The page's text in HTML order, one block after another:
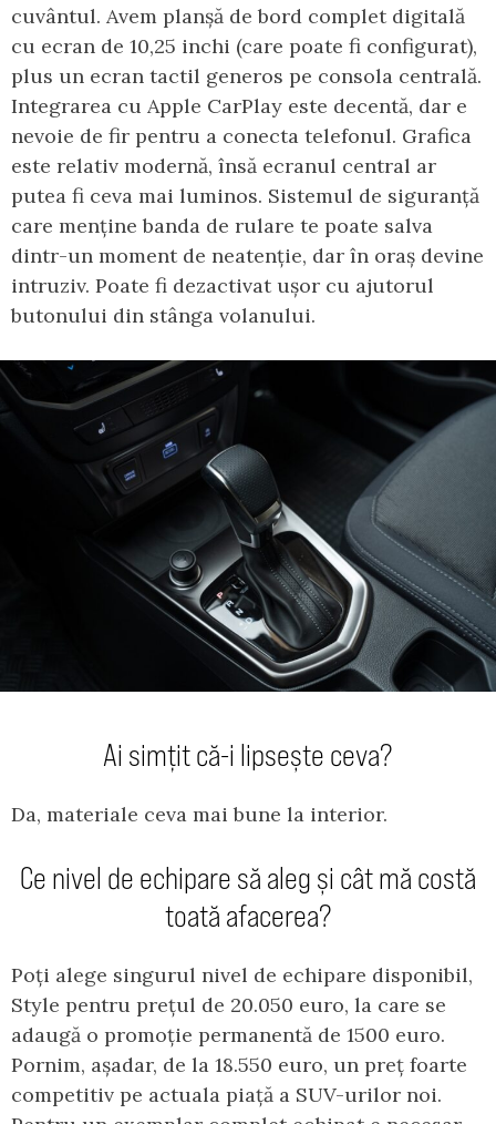
cuvântul. Avem planșă de bord complet digitală
cu ecran de 10,25 inchi (care poate fi configurat),
plus un ecran tactil generos pe consola centrală.
Integrarea cu Apple CarPlay este decentă, dar e
nevoie de fir pentru a conecta telefonul. Grafica
este relativ modernă, însă ecranul central ar
putea fi ceva mai luminos. Sistemul de siguranță
care menține banda de rulare te poate salva
dintr-un moment de neatenție, dar în oraș devine
intruziv. Poate fi dezactivat ușor cu ajutorul
butonului din stânga volanului.
Ai simțit că-i lipsește ceva?
Da, materiale ceva mai bune la interior.
Ce nivel de echipare să aleg și cât mă costă
toată afacerea?
Poți alege singurul nivel de echipare disponibil,
Style pentru prețul de 20.050 euro, la care se
adaugă o promoție permanentă de 1500 euro.
Pornim, așadar, de la 18.550 euro, un preț foarte
competitiv pe actuala piață a SUV-urilor noi.